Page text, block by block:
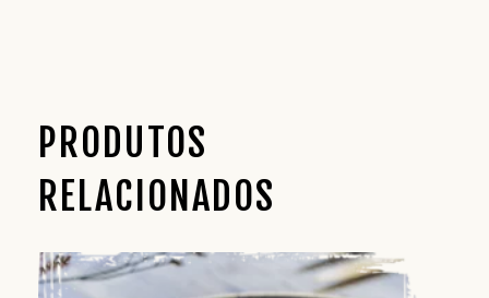
PRODUTOS
RELACIONADOS